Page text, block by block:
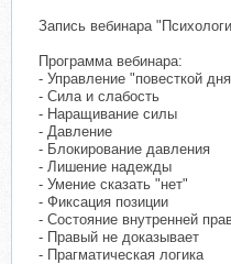
Запись вебинара
Программа вебинара:
- Управление "повесткой
- Сила и слабость
- Наращивание силы
- Давление
- Блокирование давления
- Лишение надежды
- Умение сказать "нет"
- Фиксация позиции
- Состояние внутренней
- Правый не доказывает
- Прагматическая логика